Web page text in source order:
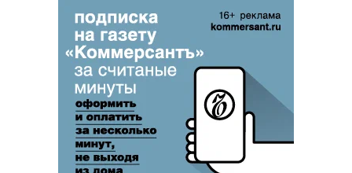
Реклама в «Ъ» www.kommersant.ru/ad